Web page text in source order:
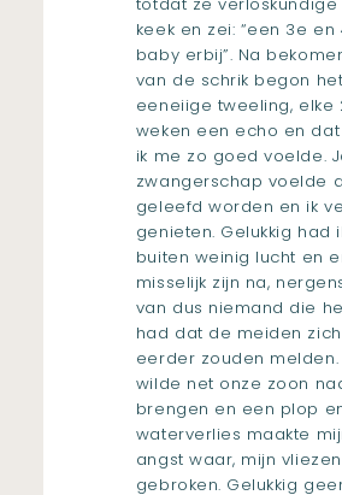
keek en zei: “een 3e en
baby erbij”. Na
van de schrik begon
eeneiige tweeling, elke
weken een echo en
ik me zo goed voelde.
zwangerschap voelde
geleefd worden en ik
genieten. Gelukkig had
buiten weinig lucht en
misselijk zijn na,
van dus niemand die
had dat de meiden zich
eerder zouden melden.
wilde net onze zoon
brengen en een plop
waterverlies maakte
angst waar, mijn
gebroken. Gelukkig